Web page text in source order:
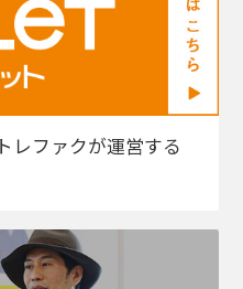
レファクが運営する